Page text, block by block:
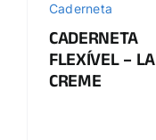
Caderneta
CADERNETA
FLEXÍVEL – LA
CREME